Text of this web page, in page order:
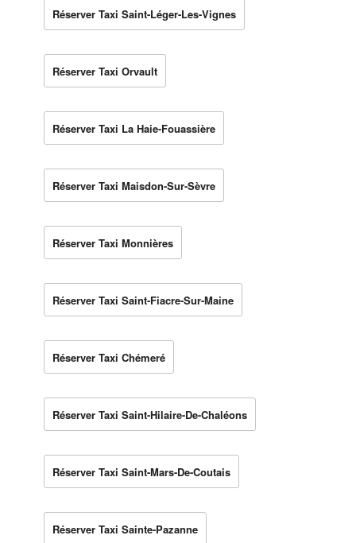
Réserver Taxi Saint-Léger-Les-Vignes
Réserver Taxi Orvault
Réserver Taxi La Haie-Fouassière
Réserver Taxi Maisdon-Sur-Sèvre
Réserver Taxi Monnières
Réserver Taxi Saint-Fiacre-Sur-Maine
Réserver Taxi Chémeré
Réserver Taxi Saint-Hilaire-De-Chaléons
Réserver Taxi Saint-Mars-De-Coutais
Réserver Taxi Sainte-Pazanne